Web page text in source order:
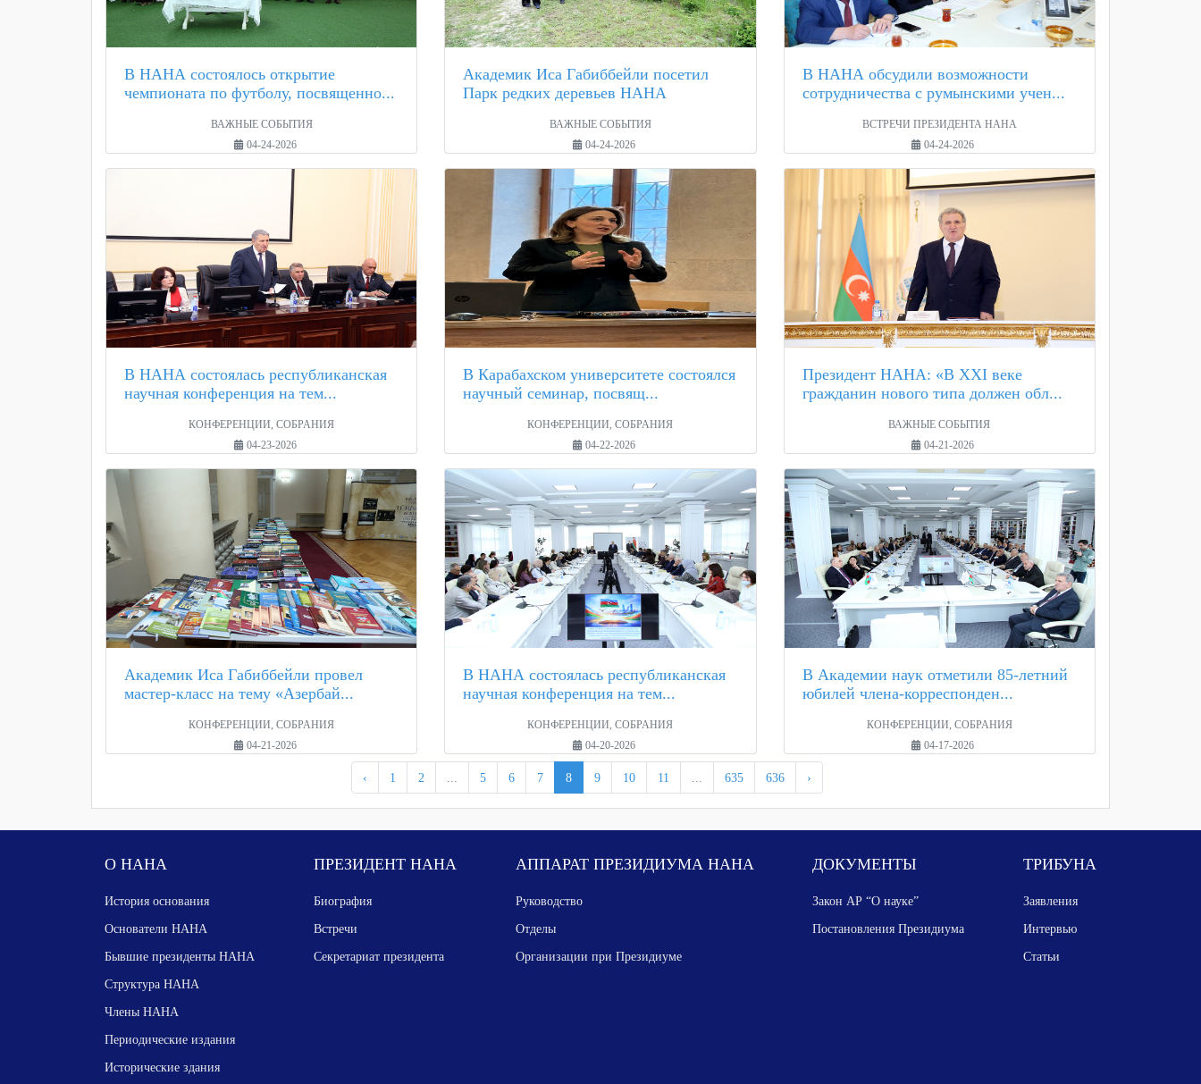
В НАНА состоялось открытие
чемпионата по футболу, посвященно...
ВАЖНЫЕ СОБЫТИЯ
04-24-2026
Академик Иса Габиббейли посетил
Парк редких деревьев НАНА
ВАЖНЫЕ СОБЫТИЯ
04-24-2026
В НАНА обсудили возможности
сотрудничества с румынскими учен...
ВСТРЕЧИ ПРЕЗИДЕНТА НАНА
04-24-2026
В НАНА состоялась республиканская
научная конференция на тем...
КОНФЕРЕНЦИИ, СОБРАНИЯ
04-23-2026
В Карабахском университете состоялся
научный семинар, посвящ...
КОНФЕРЕНЦИИ, СОБРАНИЯ
04-22-2026
Президент НАНА: «В XXI веке
гражданин нового типа должен обл...
ВАЖНЫЕ СОБЫТИЯ
04-21-2026
Академик Иса Габиббейли провел
мастер-класс на тему «Азербай...
КОНФЕРЕНЦИИ, СОБРАНИЯ
04-21-2026
В НАНА состоялась республиканская
научная конференция на тем...
КОНФЕРЕНЦИИ, СОБРАНИЯ
04-20-2026
В Академии наук отметили 85-летний
юбилей члена-корреспонден...
КОНФЕРЕНЦИИ, СОБРАНИЯ
04-17-2026
‹ 1 2 5 6 7 8 9 10 11 635 636 ›
О НАНА
История основания
Основатели НАНА
Бывшие президенты НАНА
Структура НАНА
Члены НАНА
Периодические издания
Исторические здания
ПРЕЗИДЕНТ НАНА
Биография
Встречи
Секретариат президента
АППАРАТ ПРЕЗИДИУМА НАНА
Руководство
Отделы
Организации при Президиуме
ДОКУМЕНТЫ
Закон АР “О науке”
Постановления Президиума
ТРИБУНА
Заявления
Интервью
Статьи